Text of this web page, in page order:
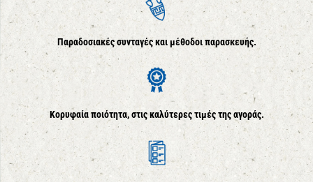
Παραδοσιακές συνταγές και μέθοδοι παρασκευής.
Κορυφαία ποιότητα, στις καλύτερες τιμές της αγοράς.